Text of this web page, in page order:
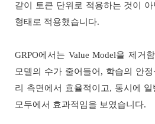
같이 토큰 단위로 적용하는 것이
형태로 적용했습니다.
GRPO에서는 Value Model을 제거
모델의 수가 줄어들어, 학습의 안
리 측면에서 효율적이고, 동시에
모두에서 효과적임을 보였습니다.